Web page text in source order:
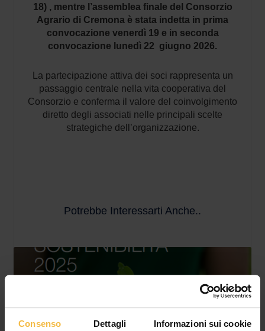
Consenso Dettagli Informazioni sui cookie
18) , mentre l’assemblea finale del Consorzio
Agrario di Cremona è stata indetta in prima
convocazione venerdì 19 e in seconda
convocazione lunedì 22 giugno 2026.
La partecipazione attiva dei soci rappresenta un
passaggio centrale nella vita cooperativa del
Consorzio e conferma il valore del coinvolgimento
diretto degli associati nelle principali scelte
strategiche dell’organizzazione.
Potrebbe Interessarti Anche..